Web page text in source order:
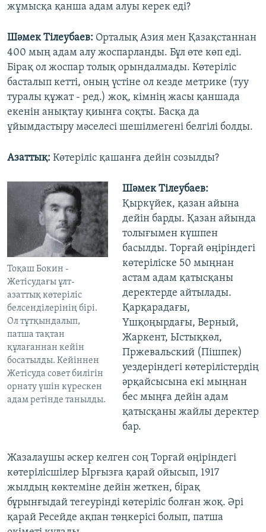
жұмысқа қанша адам алуы керек еді?
Шәмек Тілеубаев: Орталық Азия мен Қазақстаннан
400 мың адам алу жоспарланды. Бұл өте көп еді.
Бірақ ол жоспар толық орындалмады. Көтеріліс
басталып кетті, оның үстіне ол кезде метрике (туу
туралы құжат - ред.) жоқ, кімнің жасы қаншада
екенін анықтау қиынға соқты. Басқа да
ұйымдастыру мәселесі шешілмегені белгілі болды.
Азаттық: Көтеріліс қашанға дейін созылды?
Тоқаш Бокин -
Жетісудағы ұлт-
азаттық көтеріліс
белсенділерінің бірі.
Ол тұтқындалып,
патша тақтан
құлағаннан кейін
босатылды. Кейіннен
Жетісуда совет билігін
орнату үшін күрескен
адам ретінде танылды.
Шәмек Тілеубаев:
Қыркүйек, қазан айына
дейін барды. Қазан айында
толығымен күшпен
басылды. Торғай өңіріндегі
көтеріліске 50 мыңнан
астам адам қатысқаны
деректерде айтылады.
Қарқарадағы,
Үшқоңырдағы, Верный,
Жаркент, Ыстықкөл,
Пржевальский (Пішпек)
уездеріндегі көтерілістердің
әрқайсысына екі мыңнан
бес мыңға дейін адам
қатысқаны жайлы деректер
бар.
Жазалаушы әскер келген соң Торғай өңіріндегі
көтерілісшілер Ырғызға қарай ойысып, 1917
жылдың көктеміне дейін жеткен, бірақ
бұрынғыдай тегеурінді көтеріліс болған жоқ. Әрі
қарай Ресейде ақпан төңкерісі болып, патша